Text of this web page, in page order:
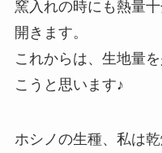
窯入れの時にも熱量
開きます。
これからは、生地量
こうと思います♪
ホシノの生種、私は